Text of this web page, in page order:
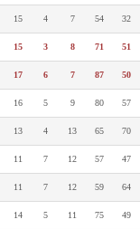
15 4 7 54 32
15 3 8 71 51
17 6 7 87 50
16 5 9 80 57
13 4 13 65 70
11 7 12 57 47
11 7 12 59 64
14 5 11 75 49